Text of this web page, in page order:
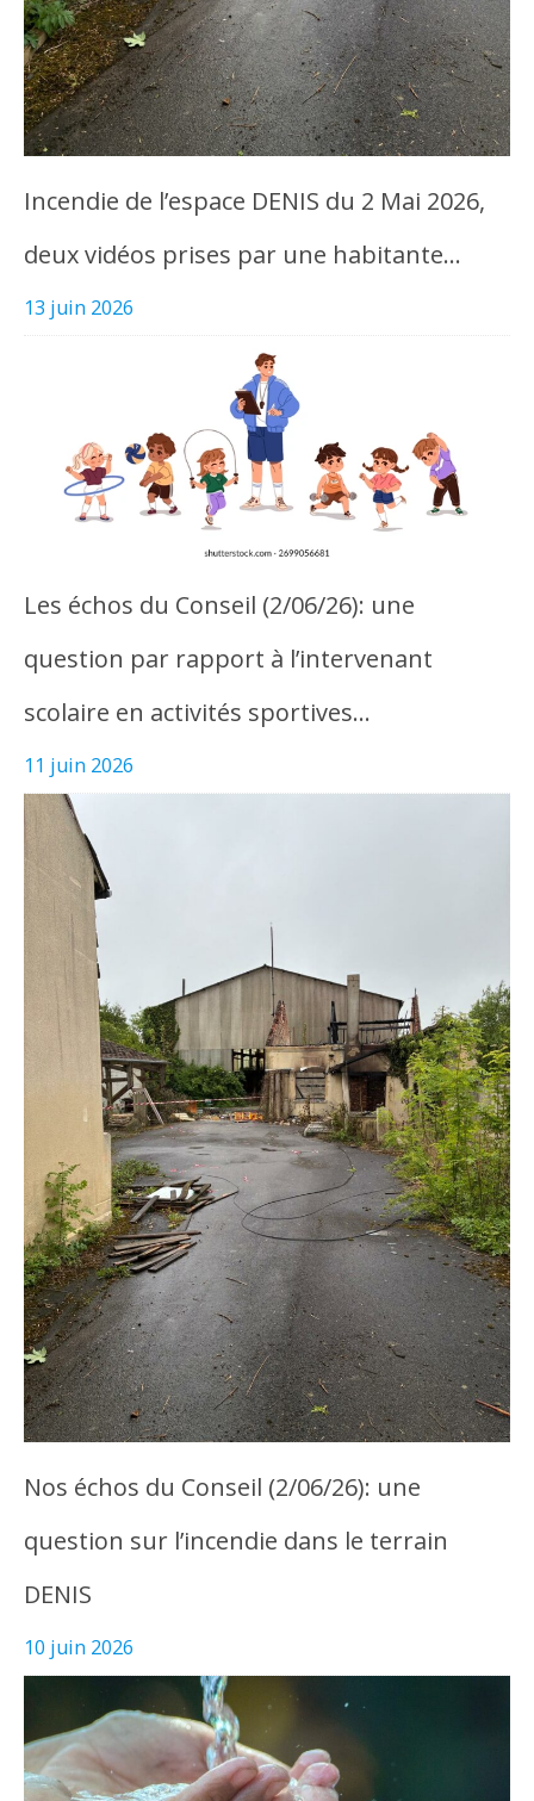
Incendie de l’espace DENIS du 2 Mai 2026,
deux vidéos prises par une habitante…
13 juin 2026
Les échos du Conseil (2/06/26): une
question par rapport à l’intervenant
scolaire en activités sportives…
11 juin 2026
Nos échos du Conseil (2/06/26): une
question sur l’incendie dans le terrain
DENIS
10 juin 2026